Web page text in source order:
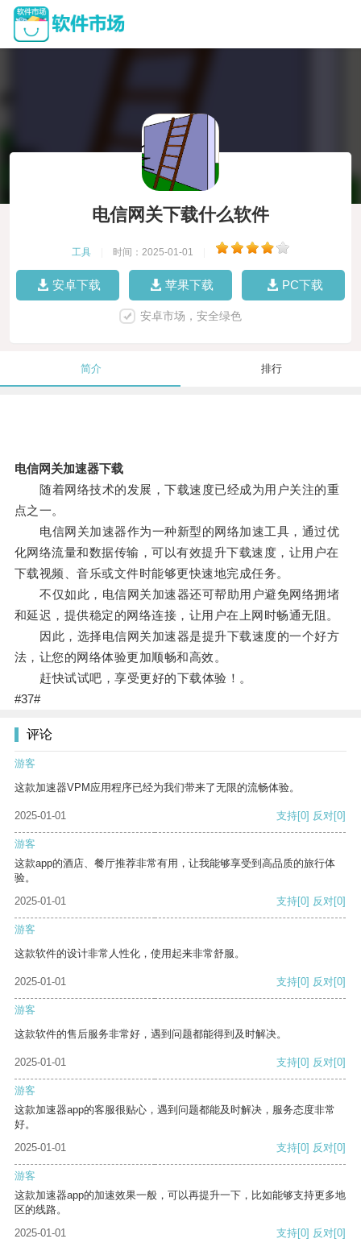
电信网关下载什么软件
工具 时间：2025-01-01
安卓下载 苹果下载 PC下载
安卓市场，安全绿色
简介 排行
电信网关加速器下载
随着网络技术的发展，下载速度已经成为用户关注的重
点之一。
电信网关加速器作为一种新型的网络加速工具，通过优
化网络流量和数据传输，可以有效提升下载速度，让用户在
下载视频、音乐或文件时能够更快速地完成任务。
不仅如此，电信网关加速器还可帮助用户避免网络拥堵
和延迟，提供稳定的网络连接，让用户在上网时畅通无阻。
因此，选择电信网关加速器是提升下载速度的一个好方
法，让您的网络体验更加顺畅和高效。
赶快试试吧，享受更好的下载体验！。
#37#
评论
游客
这款加速器VPM应用程序已经为我们带来了无限的流畅体验。
2025-01-01 支持[0] 反对[0]
游客
这款app的酒店、餐厅推荐非常有用，让我能够享受到高品质的旅行体
验。
2025-01-01
支持[0] 反对[0]
游客
这款软件的设计非常人性化，使用起来非常舒服。
2025-01-01 支持[0] 反对[0]
游客
这款软件的售后服务非常好，遇到问题都能得到及时解决。
2025-01-01 支持[0] 反对[0]
游客
这款加速器app的客服很贴心，遇到问题都能及时解决，服务态度非常
好。
2025-01-01
支持[0] 反对[0]
游客
这款加速器app的加速效果一般，可以再提升一下，比如能够支持更多地
区的线路。
2025-01-01
支持[0] 反对[0]